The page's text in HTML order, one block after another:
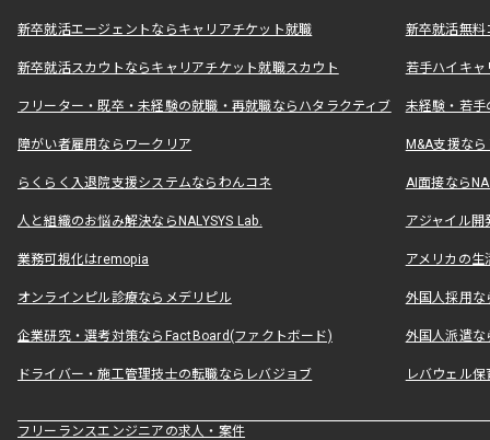
新卒就活エージェントならキャリアチケット就職 新卒就活無料
新卒就活スカウトならキャリアチケット就職スカウト 若手ハイキ
フリーター・既卒・未経験の就職・再就職ならハタラクティブ 未経験・若手
障がい者雇用ならワークリア M&A支援な
らくらく入退院支援システムならわんコネ AI面接なら
人と組織のお悩み解決ならNALYSYS Lab. アジャイル
業務可視化はremopia アメリカの
オンラインピル診療ならメデリピル 外国人採用
企業研究・選考対策ならFactBoard(ファクトボード) 外国人派遣な
ドライバー・施工管理技士の転職ならレバジョブ レバウェル
フリーランスエンジニアの求人・案件